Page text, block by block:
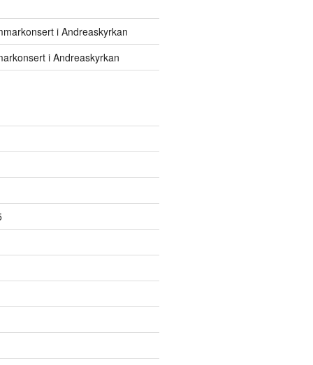
i Andreaskyrkan
i Andreaskyrkan